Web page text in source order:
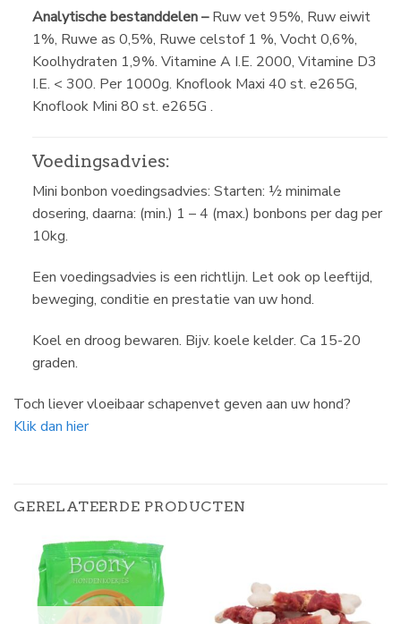
Analytische bestanddelen –Ruw vet 95%, Ruw eiwit
1%, Ruwe as 0,5%, Ruwe celstof 1 %, Vocht 0,6%,
Koolhydraten 1,9%. Vitamine A I.E. 2000, Vitamine D3
I.E. < 300. Per 1000g. Knoflook Maxi 40 st. e265G,
Knoflook Mini 80 st. e265G .
Voedingsadvies:
Mini bonbon voedingsadvies: Starten: ½ minimale
dosering, daarna: (min.) 1 – 4 (max.) bonbons per dag per
10kg.
Een voedingsadvies is een richtlijn. Let ook op leeftijd,
beweging, conditie en prestatie van uw hond.
Koel en droog bewaren. Bijv. koele kelder. Ca 15-20
graden.
Toch liever vloeibaar schapenvet geven aan uw hond?
Klik dan hier
GERELATEERDE PRODUCTEN